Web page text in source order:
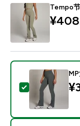
Tempo
Select this